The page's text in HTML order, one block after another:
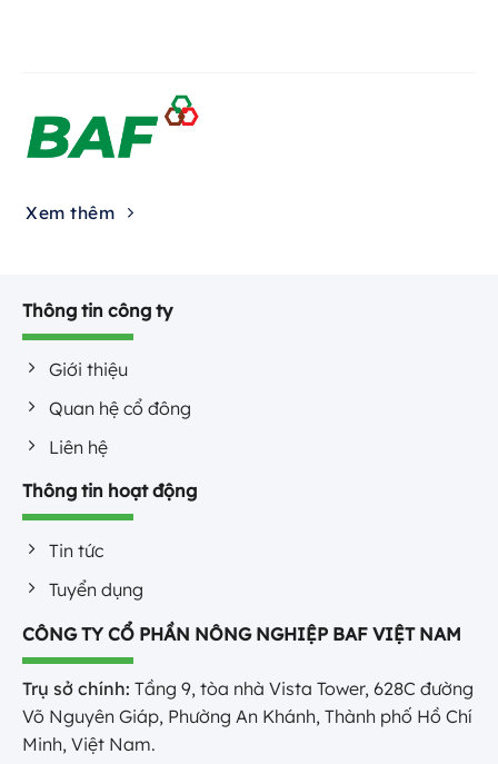
Xem thêm
Thông tin công ty
Giới thiệu
Quan hệ cổ đông
Liên hệ
Thông tin hoạt động
Tin tức
Tuyển dụng
CÔNG TY CỔ PHẦN NÔNG NGHIỆP BAF VIỆT NAM
Trụ sở chính: Tầng 9, tòa nhà Vista Tower, 628C đường
Võ Nguyên Giáp, Phường An Khánh, Thành phố Hồ Chí
Minh, Việt Nam.